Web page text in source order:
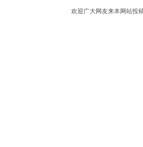
欢迎广大网友来本网站投